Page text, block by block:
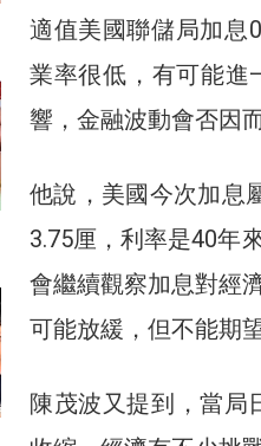
適值美國聯儲局加息
業率很低，有可能進
響，金融波動會否因而
他說，美國今次加息
3.75厘，利率是40年
會繼續觀察加息對經
可能放緩，但不能期
陳茂波又提到，當局